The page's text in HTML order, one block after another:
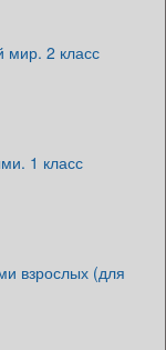
2 класс
1 класс
взрослых (для